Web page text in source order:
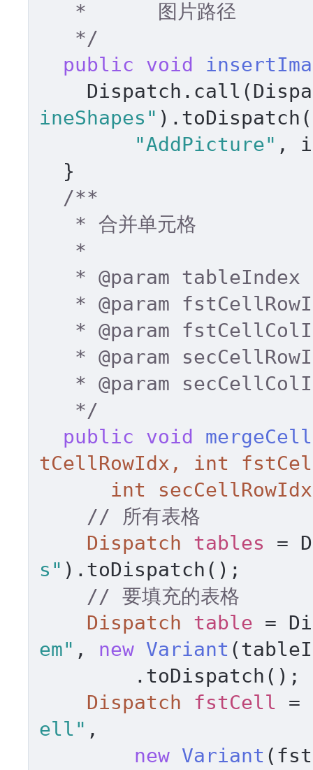
   */
public
void
ineShapes"
"AddPicture" ,
/**
   *
@param tableIndex
   *
@param
   *
@param
   *
@param
   *
@param
   */
public
void mergeCell
tCellRowIdx, int
int
// 所有表格
Dispatch
tables =
s" ).toDispatch();
// 要填充的表格
Dispatch
table =
em" , new Variant
Dispatch
fstCell =
ell" ,
new Variant